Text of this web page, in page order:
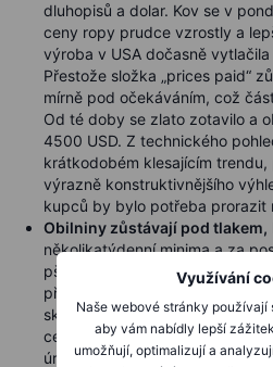
Využívání
Naše webové stránky používají
aby vám nabídly lepší
umožňují, optimalizují a
dluhopisů a dolar. Kov se v
ceny ropy prudce vzrostly a
výroba v USA dočasně
Přestože složka „prices paid“
mírně pod očekáváním, což
Od té doby se zlato zotavilo a
4500 USD. Z technického
krátkodobém klesajícím
výrazně konstruktivnějšího
kupců by bylo potřeba prorazit
Obilniny zůstávají pod tlakem,
několikatýdenní minima a za
pšenice se obchoduje poblíž
příznivé pěstitelské podmínky v
sklizeň v Jižní Americe a
ceny dolů. Sója rovněž změkla
úrody a utlumené čínské